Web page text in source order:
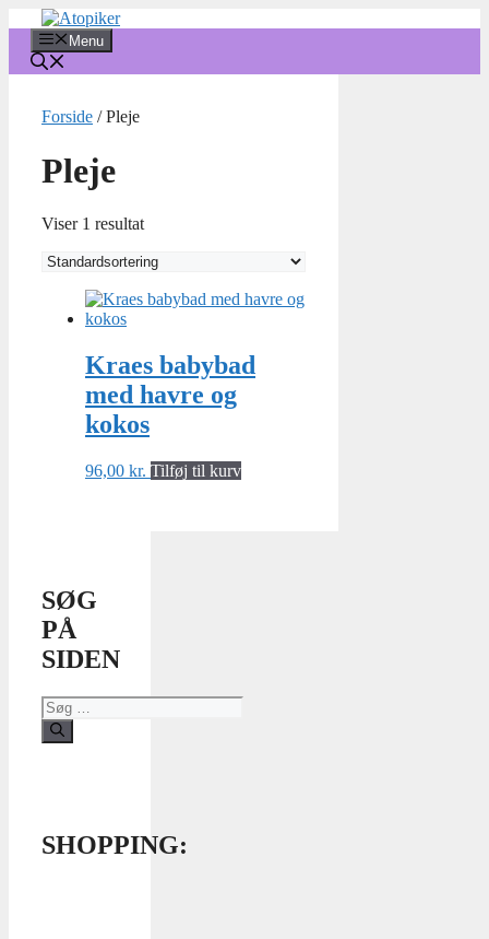
indhold
Menu
Forside / Pleje
Pleje
Viser 1 resultat
Kraes babybad
med havre og
kokos
96,00 kr. Tilføj til kurv
SØG
PÅ
SIDEN
Søg
efter:
SHOPPING: